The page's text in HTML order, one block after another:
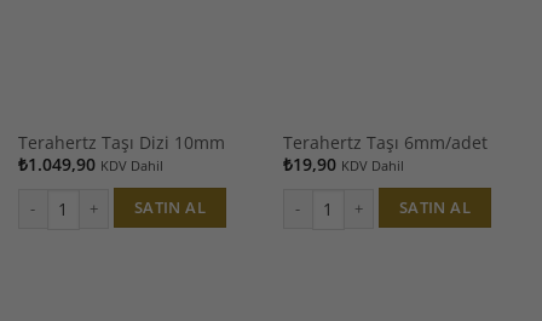
Terahertz Taşı Dizi 10mm
₺1.049,90 KDV Dahil
Terahertz Taşı Dizi 10mm adet
SATIN AL
Terahertz Taşı 6mm/adet
₺19,90 KDV Dahil
Terahertz Taşı 6mm/adet adet
SATIN AL